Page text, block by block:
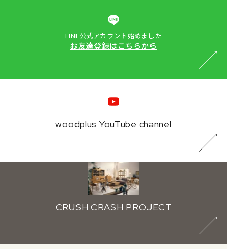
LINE公式アカウント始めました
お友達登録はこちらから
woodplus YouTube channel
CRUSH CRASH PROJECT